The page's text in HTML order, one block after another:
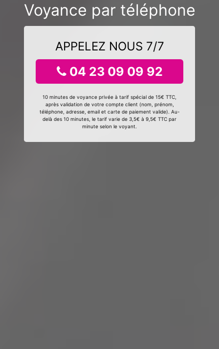
Voyance par téléphone
APPELEZ NOUS 7/7
04 23 09 09 92
10 minutes de voyance privée à tarif spécial de 15€ TTC,
après validation de votre compte client (nom, prénom,
téléphone, adresse, email et carte de paiement valide). Au-
delà des 10 minutes, le tarif varie de 3,5€ à 9,5€ TTC par
minute selon le voyant.